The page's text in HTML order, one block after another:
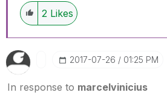
2 Likes
‎2017-07-26 01:25 PM
In response to marcelvinicius